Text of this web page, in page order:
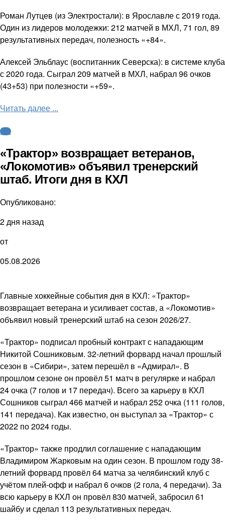
Роман Лутцев (из Электростали): в Ярославле с 2019 года.
Один из лидеров молодежки: 212 матчей в МХЛ, 71 гол, 89
результативных передач, полезность «+84».
Алексей Эльблаус (воспитанник Северска): в системе клуба
с 2020 года. Сыграл 209 матчей в МХЛ, набрал 96 очков
(43+53) при полезности «+59».
Читать далее ...
КХЛ
«Трактор» возвращает ветеранов,
«Локомотив» объявил тренерский
штаб. Итоги дня в КХЛ
Опубликовано:
2 дня назад
от
05.08.2026
Главные хоккейные события дня в КХЛ: «Трактор»
возвращает ветерана и усиливает состав, а «Локомотив»
объявил новый тренерский штаб на сезон 2026/27.
«Трактор» подписал пробный контракт с нападающим
Никитой Сошниковым. 32-летний форвард начал прошлый
сезон в «Сибири», затем перешёл в «Адмирал». В
прошлом сезоне он провёл 51 матч в регулярке и набрал
24 очка (7 голов и 17 передач). Всего за карьеру в КХЛ
Сошников сыграл 466 матчей и набрал 252 очка (111 голов,
141 передача). Как известно, он выступал за «Трактор» с
2022 по 2024 годы.
«Трактор» также продлил соглашение с нападающим
Владимиром Жарковым на один сезон. В прошлом году 38-
летний форвард провёл 64 матча за челябинский клуб с
учётом плей-офф и набрал 6 очков (2 гола, 4 передачи). За
всю карьеру в КХЛ он провёл 830 матчей, забросил 61
шайбу и сделал 113 результативных передач.